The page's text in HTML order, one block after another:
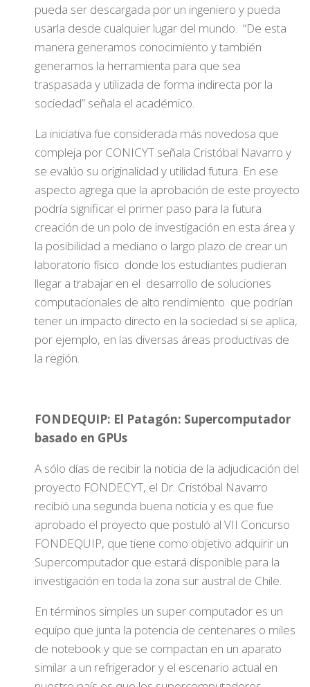
pueda ser descargada por un ingeniero y pueda
usarla desde cualquier lugar del mundo. “De esta
manera generamos conocimiento y también
generamos la herramienta para que sea
traspasada y utilizada de forma indirecta por la
sociedad” señala el académico.
La iniciativa fue considerada más novedosa que
compleja por CONICYT señala Cristóbal Navarro y
se evalúo su originalidad y utilidad futura. En ese
aspecto agrega que la aprobación de este proyecto
podría significar el primer paso para la futura
creación de un polo de investigación en esta área y
la posibilidad a mediano o largo plazo de crear un
laboratorio físico donde los estudiantes pudieran
llegar a trabajar en el desarrollo de soluciones
computacionales de alto rendimiento que podrían
tener un impacto directo en la sociedad si se aplica,
por ejemplo, en las diversas áreas productivas de
la región.
FONDEQUIP: El Patagón: Supercomputador
basado en GPUs
A sólo días de recibir la noticia de la adjudicación del
proyecto FONDECYT, el Dr. Cristóbal Navarro
recibió una segunda buena noticia y es que fue
aprobado el proyecto que postuló al VII Concurso
FONDEQUIP, que tiene como objetivo adquirir un
Supercomputador que estará disponible para la
investigación en toda la zona sur austral de Chile.
En términos simples un super computador es un
equipo que junta la potencia de centenares o miles
de notebook y que se compactan en un aparato
similar a un refrigerador y el escenario actual en